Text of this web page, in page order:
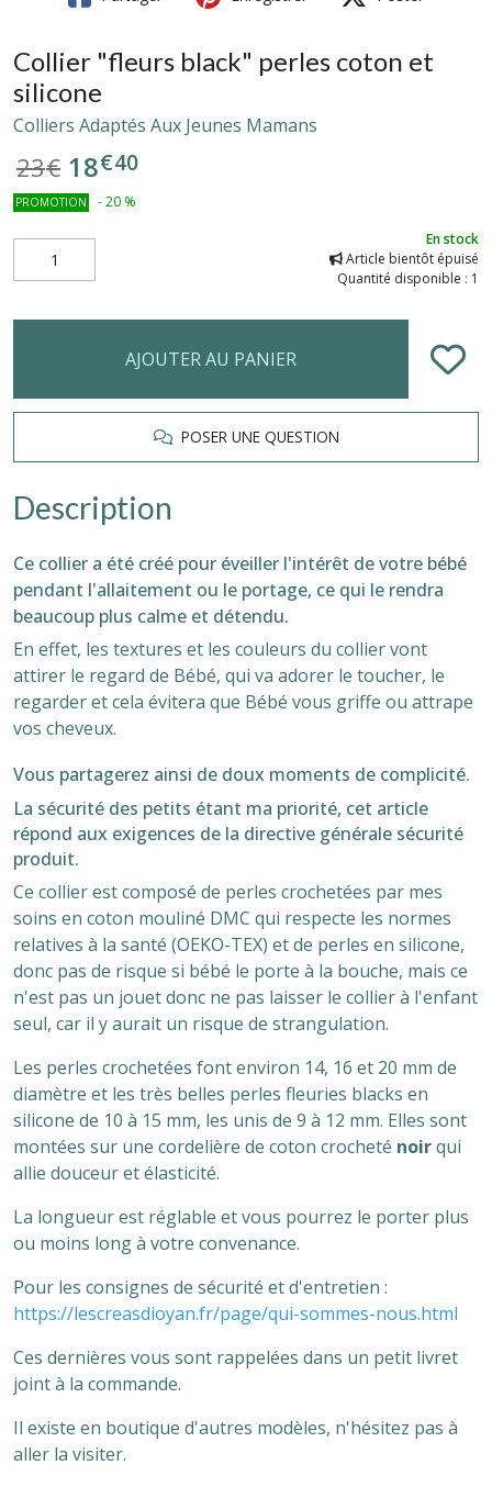
Collier "fleurs black" perles coton et
silicone
Colliers Adaptés Aux Jeunes Mamans
23€ 18€40
PROMOTION -20 %
En stock
Article bientôt épuisé
Quantité disponible : 1
AJOUTER AU PANIER
POSER UNE QUESTION
Description
Ce collier a été créé pour éveiller l'intérêt de votre bébé
pendant l'allaitement ou le portage, ce qui le rendra
beaucoup plus calme et détendu.
En effet, les textures et les couleurs du collier vont
attirer le regard de Bébé, qui va adorer le toucher, le
regarder et cela évitera que Bébé vous griffe ou attrape
vos cheveux.
Vous partagerez ainsi de doux moments de complicité.
La sécurité des petits étant ma priorité, cet article
répond aux exigences de la directive générale sécurité
produit.
Ce collier est composé de perles crochetées par mes
soins en coton mouliné DMC qui respecte les normes
relatives à la santé (OEKO-TEX) et de perles en silicone,
donc pas de risque si bébé le porte à la bouche, mais ce
n'est pas un jouet donc ne pas laisser le collier à l'enfant
seul, car il y aurait un risque de strangulation.
Les perles crochetées font environ 14, 16 et 20 mm de
diamètre et les très belles perles fleuries blacks en
silicone de 10 à 15 mm, les unis de 9 à 12 mm. Elles sont
montées sur une cordelière de coton crocheté noirqui
allie douceur et élasticité.
La longueur est réglable et vous pourrez le porter plus
ou moins long à votre convenance.
Pour les consignes de sécurité et d'entretien :
https://lescreasdioyan.fr/page/qui-sommes-nous.html
Ces dernières vous sont rappelées dans un petit livret
joint à la commande.
Il existe en boutique d'autres modèles, n'hésitez pas à
aller la visiter.